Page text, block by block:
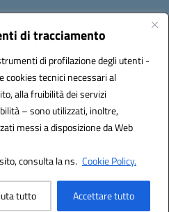
di tracciamento
di profilazione degli utenti -
cookies tecnici necessari al
alla fruibilità dei servizi
– sono utilizzati, inoltre,
messi a disposizione da Web
consulta la ns. Cookie Policy.
tutto Accettare tutto
(ME)
mepc060006@pec.istruzione.it
by 3D Solution S.r.l.
by Designers Italia